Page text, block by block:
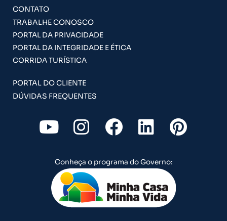
CONTATO
TRABALHE CONOSCO
PORTAL DA PRIVACIDADE
PORTAL DA INTEGRIDADE E ÉTICA
CORRIDA TURÍSTICA
PORTAL DO CLIENTE
DÚVIDAS FREQUENTES
Y
o
u
t
u
b
I
n
s
t
a
g
F
a
c
e
b
o
L
i
n
k
e
d
P
i
Conheça o programa do Governo: